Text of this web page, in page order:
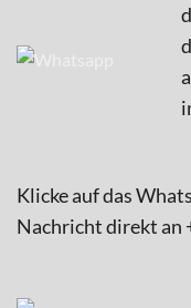
Klicke auf das
Nachricht direkt an